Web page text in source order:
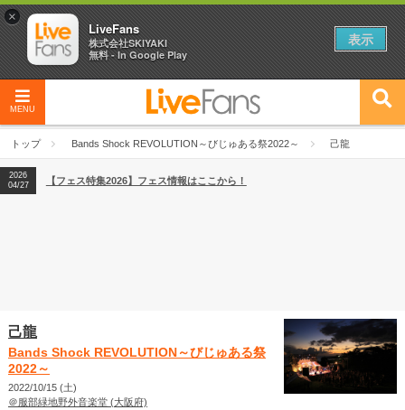
MENU
トップ Bands Shock REVOLUTION～びじゅある祭2022～ 己龍
2026
04/27
2026
【ライブ動員ランキング】2026年上半期編発表！
2026
04/27
【フェス特集2026】フェス情報はここから！
己龍
Bands Shock REVOLUTION～びじゅある祭
2022～
2022/10/15 (土)
＠服部緑地野外音楽堂 (大阪府)
×
LiveFans
株式会社SKIYAKI
無料 - In Google Play
表示